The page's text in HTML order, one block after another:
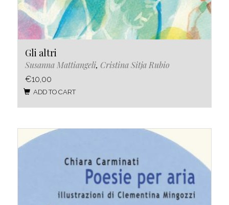
Gli altri
Susanna Mattiangeli, Cristina Sitja Rubio
€10,00
ADD TO CART